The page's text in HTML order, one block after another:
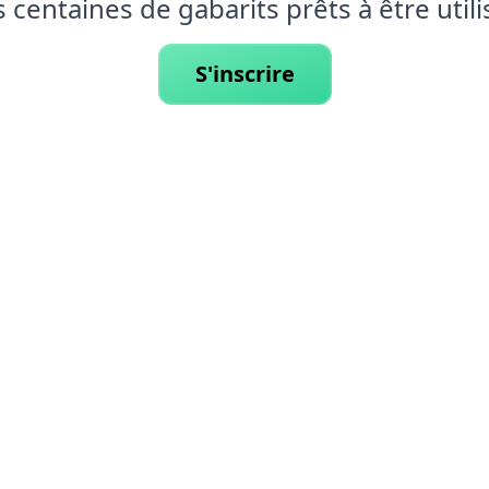
centaines de gabarits prêts à être
S'inscrire